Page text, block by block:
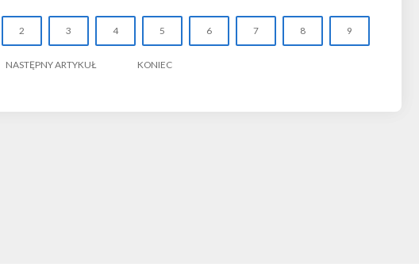
2 3 4 5 6 7 8 9
NASTĘPNY ARTYKUŁ KONIEC